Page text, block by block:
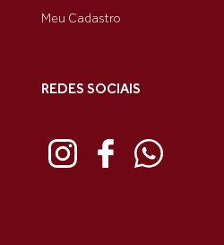
Meu Cadastro
REDES SOCIAIS